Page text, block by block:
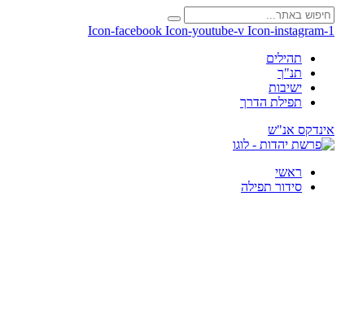
Icon-facebook Icon-youtube-v Icon-instagram-1
תהילים
תנ"ך
ישיבות
תפילת הדרך
אינדקס אנ"ש
ראשי
סידור תפילה